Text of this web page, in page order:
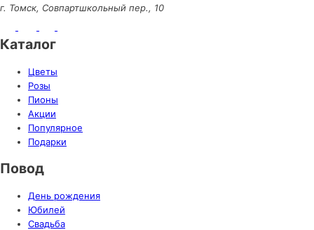
г. Томск, Совпартшкольный пер., 10
Каталог
Цветы
Розы
Пионы
Акции
Популярное
Подарки
Повод
День рождения
Юбилей
Свадьба